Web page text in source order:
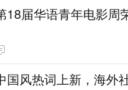
18届华语青年电影周
国风热词上新，海外